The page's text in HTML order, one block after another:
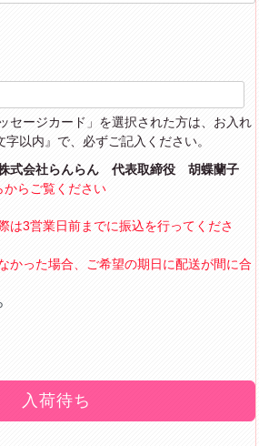
セージカード」を選択された方は、お入れ
以内』で、必ずご記入ください。
式会社らんらん 代表取締役 胡蝶蘭子
らご覧ください
は3営業日前までに振込を行ってくださ
かった場合、ご希望の期日に配送が間に合
入荷待ち